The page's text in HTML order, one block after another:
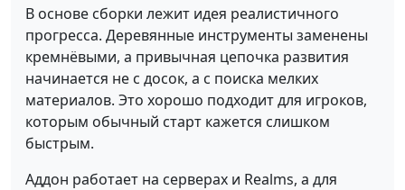
В основе сборки лежит идея реалистичного
прогресса. Деревянные инструменты заменены
кремнёвыми, а привычная цепочка развития
начинается не с досок, а с поиска мелких
материалов. Это хорошо подходит для игроков,
которым обычный старт кажется слишком
быстрым.
Аддон работает на серверах и Realms, а для